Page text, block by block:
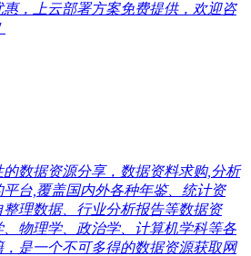
，上云部署方案免费提供，欢迎咨
数据资源分享，数据资料求购,分析
台,覆盖国内外各种年鉴、统计资
理数据、行业分析报告等数据资
物理学、政治学、计算机学科等各
是一个不可多得的数据资源获取网